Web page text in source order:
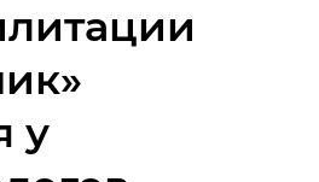
у